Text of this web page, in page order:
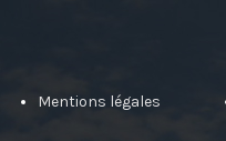
Mentions légales